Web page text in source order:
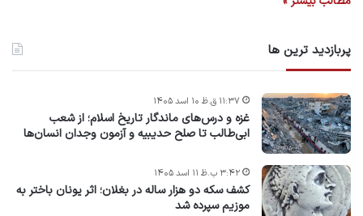
پربازدید ترین ها
غزه و درس‌های ماندگار تاریخ اسلام؛ از شعب
ابی‌طالب تا صلح حدیبیه و آزمون وجدان انسان‌ها
۱۱:۳۷ ق.ظ ۱۰ اسد ۱۴۰۵
کشف سکه دو هزار ساله در بغلان؛ اثر یونان باختر به
موزیم سپرده شد
۳:۴۲ ب.ظ ۱۱ اسد ۱۴۰۵